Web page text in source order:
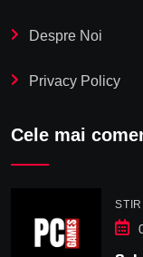
Despre Noi
Privacy Policy
Cele mai